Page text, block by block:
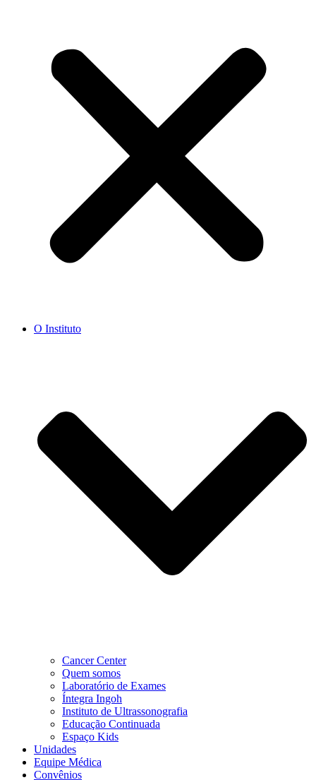
O Instituto
Cancer Center
Quem somos
Laboratório de Exames
Íntegra Ingoh
Instituto de Ultrassonografia
Educação Continuada
Espaço Kids
Unidades
Equipe Médica
Convênios